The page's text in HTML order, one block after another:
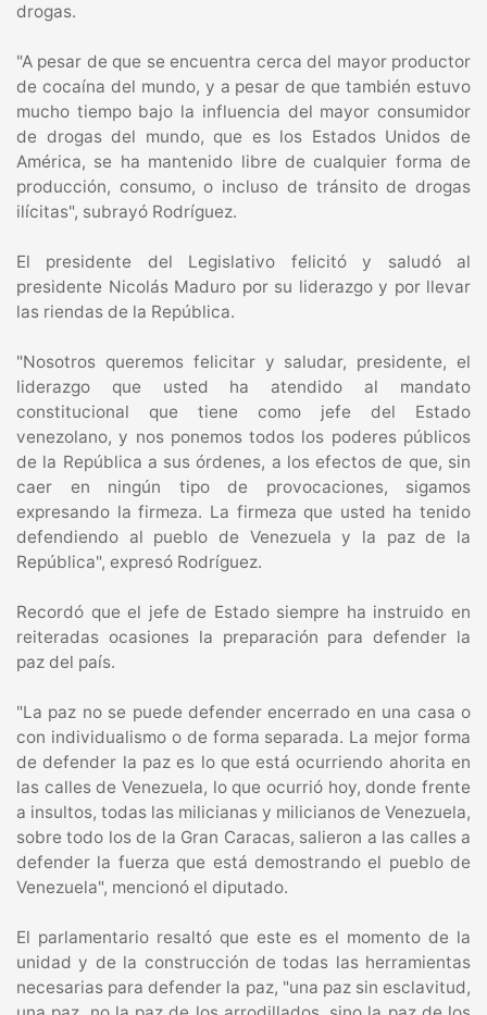
drogas.
"A pesar de que se encuentra cerca del mayor productor
de cocaína del mundo, y a pesar de que también estuvo
mucho tiempo bajo la influencia del mayor consumidor
de drogas del mundo, que es los Estados Unidos de
América, se ha mantenido libre de cualquier forma de
producción, consumo, o incluso de tránsito de drogas
ilícitas", subrayó Rodríguez.
El presidente del Legislativo felicitó y saludó al
presidente Nicolás Maduro por su liderazgo y por llevar
las riendas de la República.
"Nosotros queremos felicitar y saludar, presidente, el
liderazgo que usted ha atendido al mandato
constitucional que tiene como jefe del Estado
venezolano, y nos ponemos todos los poderes públicos
de la República a sus órdenes, a los efectos de que, sin
caer en ningún tipo de provocaciones, sigamos
expresando la firmeza. La firmeza que usted ha tenido
defendiendo al pueblo de Venezuela y la paz de la
República", expresó Rodríguez.
Recordó que el jefe de Estado siempre ha instruido en
reiteradas ocasiones la preparación para defender la
paz del país.
"La paz no se puede defender encerrado en una casa o
con individualismo o de forma separada. La mejor forma
de defender la paz es lo que está ocurriendo ahorita en
las calles de Venezuela, lo que ocurrió hoy, donde frente
a insultos, todas las milicianas y milicianos de Venezuela,
sobre todo los de la Gran Caracas, salieron a las calles a
defender la fuerza que está demostrando el pueblo de
Venezuela", mencionó el diputado.
El parlamentario resaltó que este es el momento de la
unidad y de la construcción de todas las herramientas
necesarias para defender la paz, "una paz sin esclavitud,